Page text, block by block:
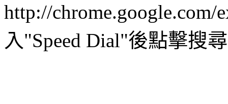
http://
入"Speed Dial"後點擊搜